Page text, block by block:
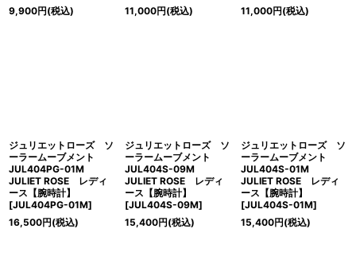
9,900円(税込)
11,000円(税込)
11,000円(税込)
ジュリエットローズ ソ
ーラームーブメント
JUL404PG-01M
JULIET ROSE レディ
ース【腕時計】
[JUL404PG-01M]
16,500円(税込)
ジュリエットローズ ソ
ーラームーブメント
JUL404S-09M
JULIET ROSE レディ
ース【腕時計】
[JUL404S-09M]
15,400円(税込)
ジュリエットローズ ソ
ーラームーブメント
JUL404S-01M
JULIET ROSE レディ
ース【腕時計】
[JUL404S-01M]
15,400円(税込)